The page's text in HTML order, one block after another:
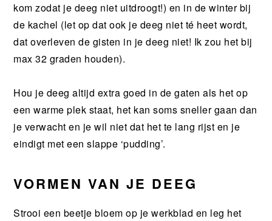
kom zodat je deeg niet uitdroogt!) en in de winter bij
de kachel (let op dat ook je deeg niet té heet wordt,
dat overleven de gisten in je deeg niet! Ik zou het bij
max 32 graden houden).
Hou je deeg altijd extra goed in de gaten als het op
een warme plek staat, het kan soms sneller gaan dan
je verwacht en je wil niet dat het te lang rijst en je
eindigt met een slappe ‘pudding’.
VORMEN VAN JE DEEG
Strooi een beetje bloem op je werkblad en leg het